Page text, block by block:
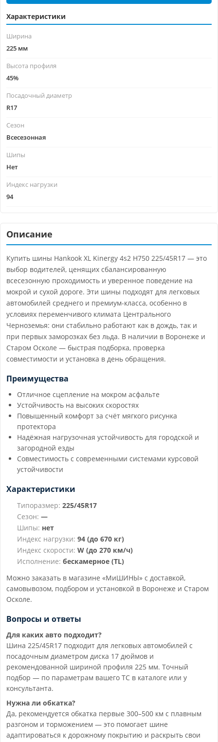
Характеристики
Ширина
225 мм
Высота профиля
45%
Посадочный диаметр
R17
Сезон
Всесезонная
Шипы
Нет
Индекс нагрузки
94
Описание
Купить шины Hankook XL Kinergy 4s2 H750 225/45R17 — это
выбор водителей, ценящих сбалансированную
всесезонную проходимость и уверенное поведение на
мокрой и сухой дороге. Эти шины подходят для легковых
автомобилей среднего и премиум-класса, особенно в
условиях переменчивого климата Центрального
Черноземья: они стабильно работают как в дождь, так и
при первых заморозках без льда. В наличии в Воронеже и
Старом Осколе — быстрая подборка, проверка
совместимости и установка в день обращения.
Преимущества
Отличное сцепление на мокром асфальте
Устойчивость на высоких скоростях
Повышенный комфорт за счёт мягкого рисунка
протектора
Надёжная нагрузочная устойчивость для городской и
загородной езды
Совместимость с современными системами курсовой
устойчивости
Характеристики
Типоразмер: 225/45R17
Сезон: —
Шипы: нет
Индекс нагрузки: 94 (до 670 кг)
Индекс скорости: W (до 270 км/ч)
Исполнение: бескамерное (TL)
Можно заказать в магазине «МиШИНЫ» с доставкой,
самовывозом, подбором и установкой в Воронеже и Старом
Осколе.
Вопросы и ответы
Для каких авто подходит?
Шина 225/45R17 подходит для легковых автомобилей с
посадочным диаметром диска 17 дюймов и
рекомендованной шириной профиля 225 мм. Точный
подбор — по параметрам вашего ТС в каталоге или у
консультанта.
Нужна ли обкатка?
Да, рекомендуется обкатка первые 300–500 км с плавным
разгоном и торможением — это помогает шине
адаптироваться к дорожному покрытию и раскрыть свои